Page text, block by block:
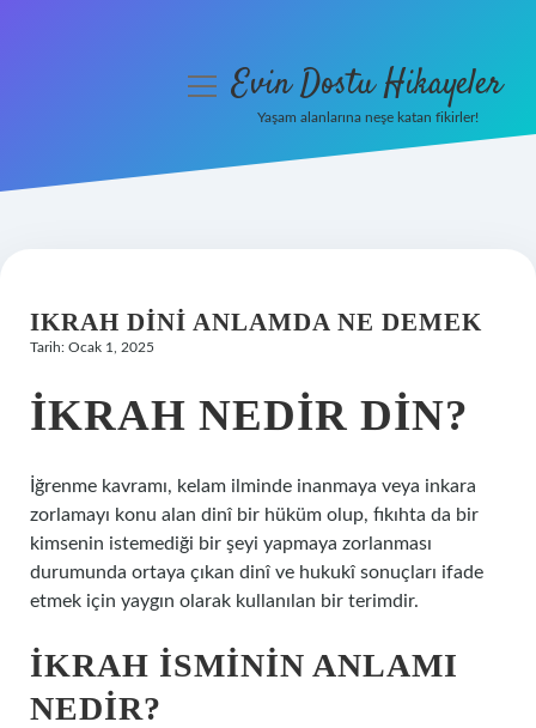
Hakkımızda
menüyüEvin Dostu Hikayeler
Yaşam alanlarına neşe katan fikirler!
IKRAH DINI ANLAMDA NE DEMEK
Tarih: Ocak 1, 2025
İKRAH NEDIR DIN?
İğrenme kavramı, kelam ilminde inanmaya veya inkara
zorlamayı konu alan dinî bir hüküm olup, fıkıhta da bir
kimsenin istemediği bir şeyi yapmaya zorlanması
durumunda ortaya çıkan dinî ve hukukî sonuçları ifade
etmek için yaygın olarak kullanılan bir terimdir.
İKRAH ISMININ ANLAMI
NEDIR?